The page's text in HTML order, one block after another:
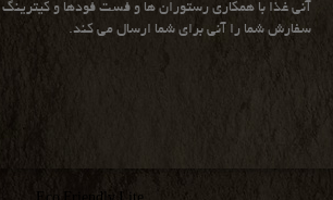
آنی غذا با همكاری رستوران ها و فست فودها و كیترینگ
سفارش شما را آنی برای شما ارسال می كند.